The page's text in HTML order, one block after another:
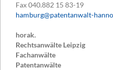
Fax040.882 15 83-19
hamburg@patentanwalt-
horak.
Rechtsanwälte Leipzig
Fachanwälte
Patentanwälte